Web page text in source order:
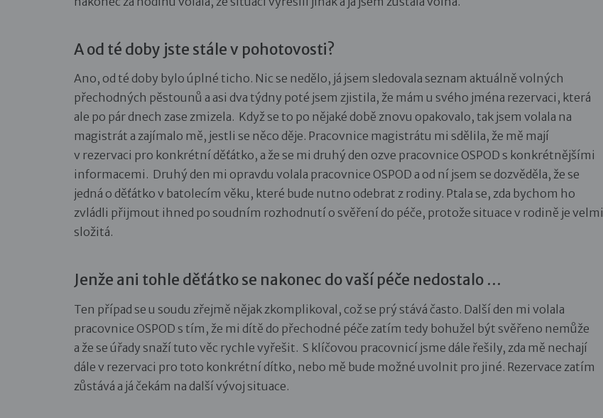
A od té doby jste stále v pohotovosti?
Ano, od té doby bylo úplné ticho. Nic se nedělo, já jsem sledovala seznam aktuálně volných
přechodných pěstounů a asi dva týdny poté jsem zjistila, že mám u svého jména rezervaci, která
ale po pár dnech zase zmizela. Když se to po nějaké době znovu opakovalo, tak jsem volala na
magistrát a zajímalo mě, jestli se něco děje. Pracovnice magistrátu mi sdělila, že mě mají
v rezervaci pro konkrétní děťátko, a že se mi druhý den ozve pracovnice OSPOD s konkrétnějšími
informacemi. Druhý den mi opravdu volala pracovnice OSPOD a od ní jsem se dozvěděla, že se
jedná o děťátko v batolecím věku, které bude nutno odebrat z rodiny. Ptala se, zda bychom ho
zvládli přijmout ihned po soudním rozhodnutí o svěření do péče, protože situace v rodině je velmi
složitá.
Jenže ani tohle děťátko se nakonec do vaší péče nedostalo …
Ten případ se u soudu zřejmě nějak zkomplikoval, což se prý stává často. Další den mi volala
pracovnice OSPOD s tím, že mi dítě do přechodné péče zatím tedy bohužel být svěřeno nemůže
a že se úřady snaží tuto věc rychle vyřešit. S klíčovou pracovnicí jsme dále řešily, zda mě nechají
dále v rezervaci pro toto konkrétní dítko, nebo mě bude možné uvolnit pro jiné. Rezervace zatím
zůstává a já čekám na další vývoj situace.